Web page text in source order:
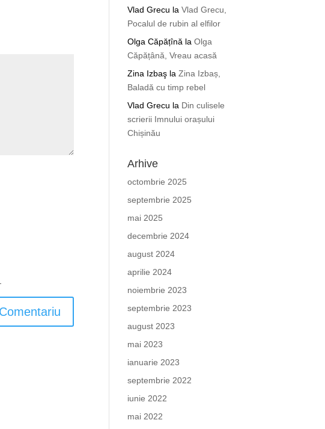
Vlad Grecu laVlad Grecu,
Pocalul de rubin al elfilor
Olga Căpățînă laOlga
Căpățână, Vreau acasă
Zina Izbaş laZina Izbaș,
Baladă cu timp rebel
Vlad Grecu la Din culisele
scrierii Imnului orașului
Chișinău
Arhive
octombrie 2025
septembrie 2025
mai 2025
decembrie 2024
august 2024
aprilie 2024
noiembrie 2023
septembrie 2023
august 2023
mai 2023
ianuarie 2023
septembrie 2022
iunie 2022
mai 2022